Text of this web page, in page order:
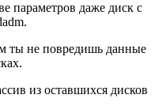
параметров даже диск с
ты не повредишь данные
из оставшихся дисков